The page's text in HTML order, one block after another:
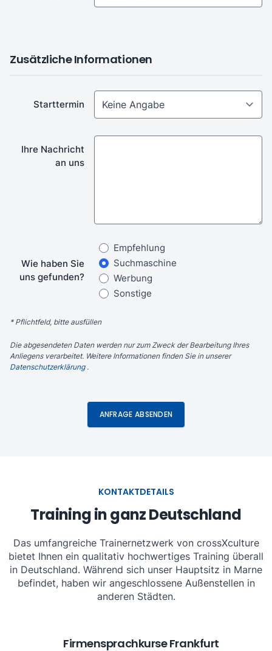
Zusätzliche Informationen
Starttermin
Ihre Nachricht
an uns
Wie haben Sie
uns gefunden?
Empfehlung
Suchmaschine
Werbung
Sonstige
*Pflichtfeld, bitte ausfüllen
Die abgesendeten Daten werden nur zum Zweck der Bearbeitung Ihres
Anliegens verarbeitet. Weitere Informationen finden Sie in unserer
Datenschutzerklärung .
ANFRAGE ABSENDEN
KONTAKTDETAILS
Training in ganz Deutschland
Das umfangreiche Trainernetzwerk von crossXculture
bietet Ihnen ein qualitativ hochwertiges Training überall
in Deutschland. Während sich unser Hauptsitz in Marne
befindet, haben wir angeschlossene Außenstellen in
anderen Städten.
Firmensprachkurse Frankfurt